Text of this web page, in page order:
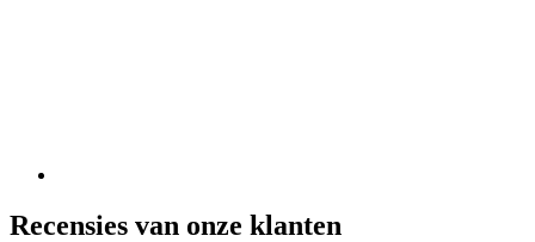
Recensies van onze klanten